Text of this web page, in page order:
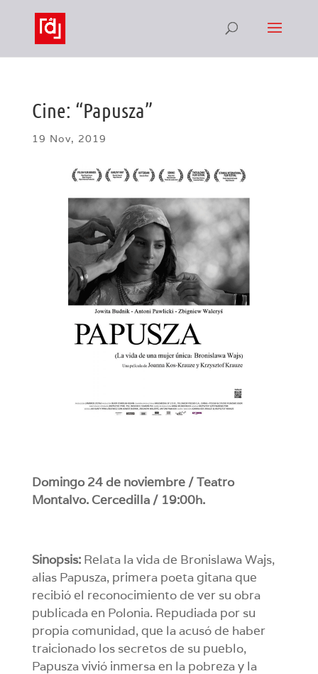
Cine: “Papusza”
19 Nov, 2019
Domingo 24 de noviembre / Teatro
Montalvo. Cercedilla / 19:00h.
Sinopsis: Relata la vida de Bronislawa Wajs,
alias Papusza, primera poeta gitana que
recibió el reconocimiento de ver su obra
publicada en Polonia. Repudiada por su
propia comunidad, que la acusó de haber
traicionado los secretos de su pueblo,
Papusza vivió inmersa en la pobreza y la